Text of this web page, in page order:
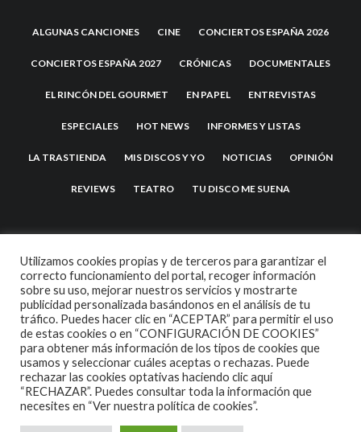
ALGUNAS CANCIONES CINE CONCIERTOS ESPAÑA 2026
CONCIERTOS ESPAÑA 2027 CRÓNICAS DOCUMENTALES
EL RINCÓN DEL GOURMET EN PAPEL ENTREVISTAS
ESPECIALES HOT NEWS INFORMES Y LISTAS
LA TRASTIENDA MIS DISCOS Y YO NOTICIAS OPINIÓN
REVIEWS TEATRO TU DISCO ME SUENA
2007 COPYRIGHT -CODETIPITHEME
Utilizamos cookies propias y de terceros para garantizar el
correcto funcionamiento del portal, recoger información
sobre su uso, mejorar nuestros servicios y mostrarte
publicidad personalizada basándonos en el análisis de tu
tráfico. Puedes hacer clic en “ACEPTAR” para permitir el uso
de estas cookies o en “CONFIGURACIÓN DE COOKIES”
para obtener más información de los tipos de cookies que
usamos y seleccionar cuáles aceptas o rechazas. Puede
rechazar las cookies optativas haciendo clic aquí
“RECHAZAR”. Puedes consultar toda la información que
necesites en “Ver nuestra política de cookies”.